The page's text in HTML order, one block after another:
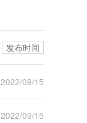
发布时间
2022/09/15
2022/09/15